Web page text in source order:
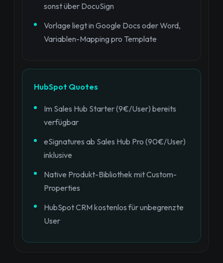
sonst über DocuSign
Vorlage liegt in Google Docs oder Word,
Variablen-Mapping pro Template
HubSpot Quotes
Im Sales Hub Starter (9€/User) bereits
verfügbar
eSignatures ab Sales Hub Pro (90€/User)
inklusive
Native Produkt-Bibliothek mit Custom-
Properties
HubSpot CRM kostenlos für unbegrenzte
User